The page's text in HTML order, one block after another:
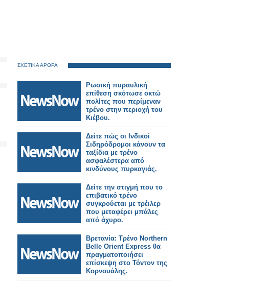
ΣΧΕΤΙΚΑ ΑΡΘΡΑ
Ρωσική πυραυλική
επίθεση σκότωσε οκτώ
πολίτες που περίμεναν
τρένο στην περιοχή του
Κιέβου.
Δείτε πώς οι Ινδικοί
Σιδηρόδρομοι κάνουν τα
ταξίδια με τρένο
ασφαλέστερα από
κινδύνους πυρκαγιάς.
Δείτε την στιγμή που το
επιβατικό τρένο
συγκρούεται με τρέιλερ
που μεταφέρει μπάλες
από άχυρο.
Βρετανία: Τρένο Northern
Belle Orient Express θα
πραγματοποιήσει
επίσκεψη στο Τόντον της
Κορνουάλης.